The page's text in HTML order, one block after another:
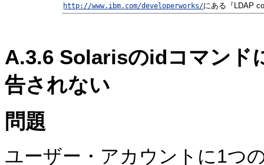
http://www.ibm.com/developerworks/にある『LDAP
A.3.6 Solarisのidコマンド
告されない
問題
ユーザー・アカウントに1つ